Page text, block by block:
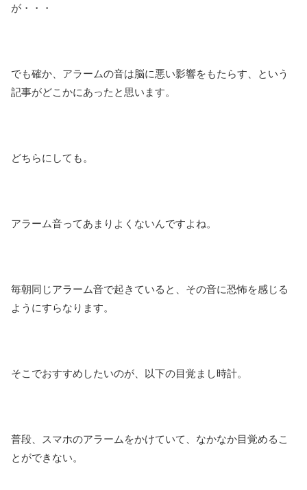
が・・・
でも確か、アラームの音は脳に悪い影響をもたらす、という
記事がどこかにあったと思います。
どちらにしても。
アラーム音ってあまりよくないんですよね。
毎朝同じアラーム音で起きていると、その音に恐怖を感じる
ようにすらなります。
そこでおすすめしたいのが、以下の目覚まし時計。
普段、スマホのアラームをかけていて、なかなか目覚めるこ
とができない。